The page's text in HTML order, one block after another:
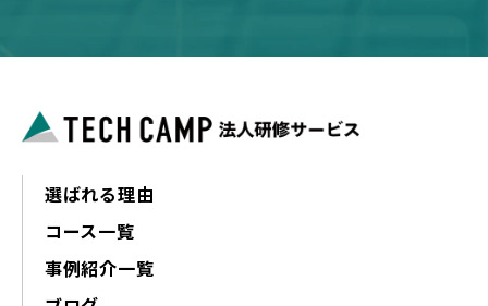
選ばれる理由
コース一覧
事例紹介一覧